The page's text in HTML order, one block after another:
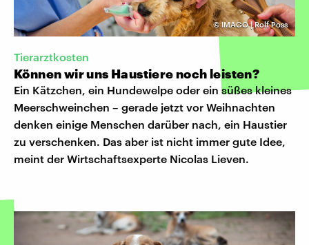
©IMAGO | Rolf Poss
Tierarztkosten
Können wir uns Haustiere noch leisten?
Ein Kätzchen, ein Hundewelpe oder ein süßes kleines
Meerschweinchen – gerade jetzt vor Weihnachten
denken einige Menschen darüber nach, ein Haustier
zu verschenken. Das aber ist nicht immer gute Idee,
meint der Wirtschaftsexperte Nicolas Lieven.